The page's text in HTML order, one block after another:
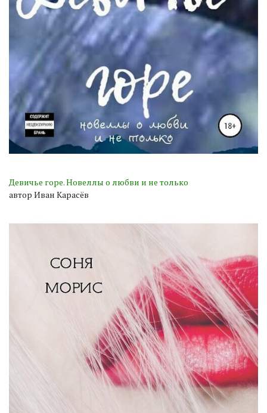
Девичье горе. Новеллы о любви и не только
автор Иван Карасёв